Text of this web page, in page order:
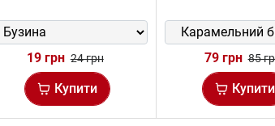
19 грн 24 грн
Купити
79 грн 85
Купити